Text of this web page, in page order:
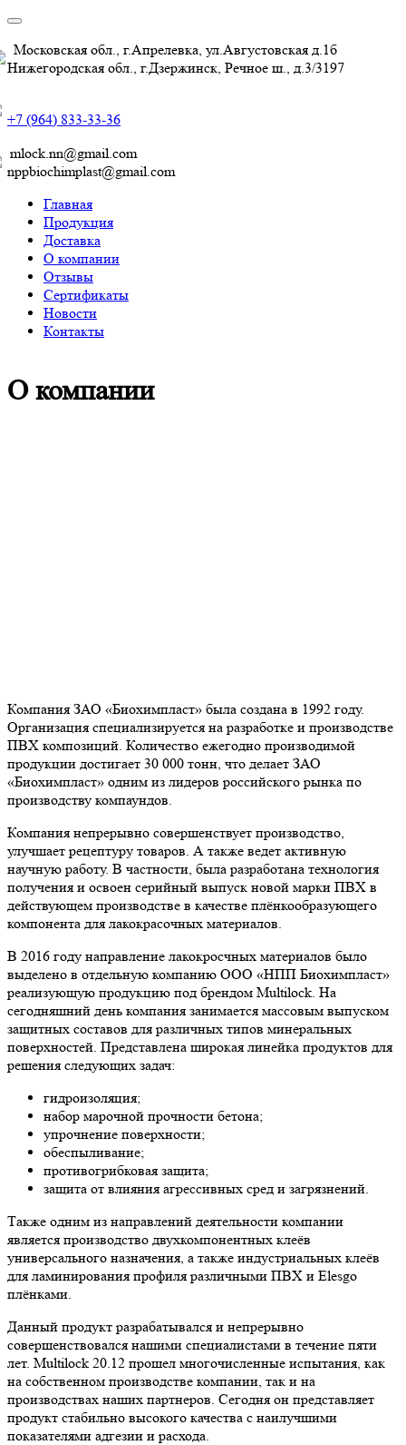
Московская обл., г.Апрелевка, ул.Августовская д.1б
Нижегородская обл., г.Дзержинск, Речное ш., д.3/3197
+7 (964) 833-33-36
mlock.nn@gmail.com
nppbiochimplast@gmail.com
Главная
Продукция
Доставка
О компании
Отзывы
Сертификаты
Новости
Контакты
О компании
Компания ЗАО «Биохимпласт» была создана в 1992 году.
Организация специализируется на разработке и производстве
ПВХ композиций. Количество ежегодно производимой
продукции достигает 30 000 тонн, что делает ЗАО
«Биохимпласт» одним из лидеров российского рынка по
производству компаундов.
Компания непрерывно совершенствует производство,
улучшает рецептуру товаров. А также ведет активную
научную работу. В частности, была разработана технология
получения и освоен серийный выпуск новой марки ПВХ в
действующем производстве в качестве плёнкообразующего
компонента для лакокрасочных материалов.
В 2016 году направление лакокросчных материалов было
выделено в отдельную компанию ООО «НПП Биохимпласт»
реализующую продукцию под брендом Multilock. На
сегодняшний день компания занимается массовым выпуском
защитных составов для различных типов минеральных
поверхностей. Представлена широкая линейка продуктов для
решения следующих задач:
гидроизоляция;
набор марочной прочности бетона;
упрочнение поверхности;
обеспыливание;
противогрибковая защита;
защита от влияния агрессивных сред и загрязнений.
Также одним из направлений деятельности компании
является производство двухкомпонентных клеёв
универсального назначения, а также индустриальных клеёв
для ламинирования профиля различными ПВХ и Elesgo
плёнками.
Данный продукт разрабатывался и непрерывно
совершенствовался нашими специалистами в течение пяти
лет. Multilock 20.12 прошел многочисленные испытания, как
на собственном производстве компании, так и на
производствах наших партнеров. Сегодня он представляет
продукт стабильно высокого качества с наилучшими
показателями адгезии и расхода.